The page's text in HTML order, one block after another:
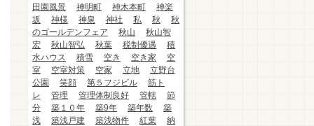
田園風景
神明町 神木本町
神楽
坂
神様 神泉 神社 私 秋
秋
のゴールデンフェア
秋山
秋山智
宏
秋山智弘 秋葉 税制優遇
積
水ハウス
積雪 空き 空き家
空
室
空室対策 空家 立地
立野台
公園
笑顔 第５フジビル
筋ト
レ
管理 管理体制良好 管轄
節
分
築１０年 築9年 築年数
築
浅
築浅戸建 築浅物件 紅葉
納